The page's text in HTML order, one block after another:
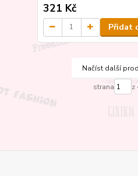
321 Kč
Přidat
Načíst další
strana z